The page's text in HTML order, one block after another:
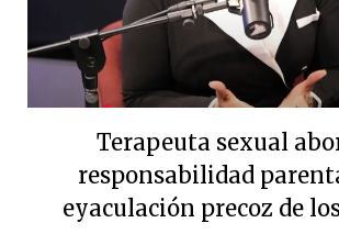
Terapeuta sexual
responsabilidad
eyaculación precoz de